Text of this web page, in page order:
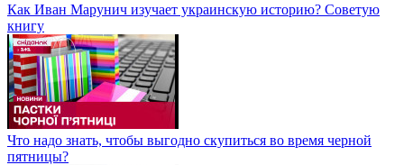
Как Иван Марунич изучает украинскую историю? Советую
книгу
Что надо знать, чтобы выгодно скупиться во время черной
пятницы?